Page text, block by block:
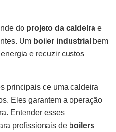
do projeto da caldeira e
Um boiler industrial bem
e reduzir custos
principais de uma caldeira
Eles garantem a operação
Entender esses
profissionais de boilers